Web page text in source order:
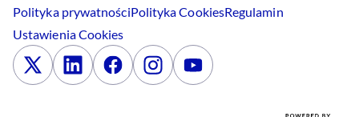
Polityka prywatnościPolitykaCookiesRegulamin
UstawieniaCookies
x LinkedinFacebookInstagramYoutube